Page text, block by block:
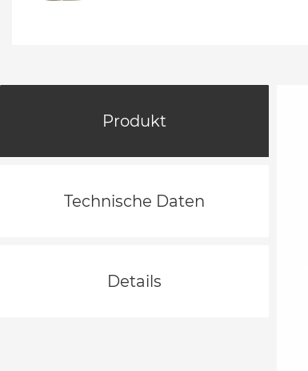
Produkt
Technische Daten
Details